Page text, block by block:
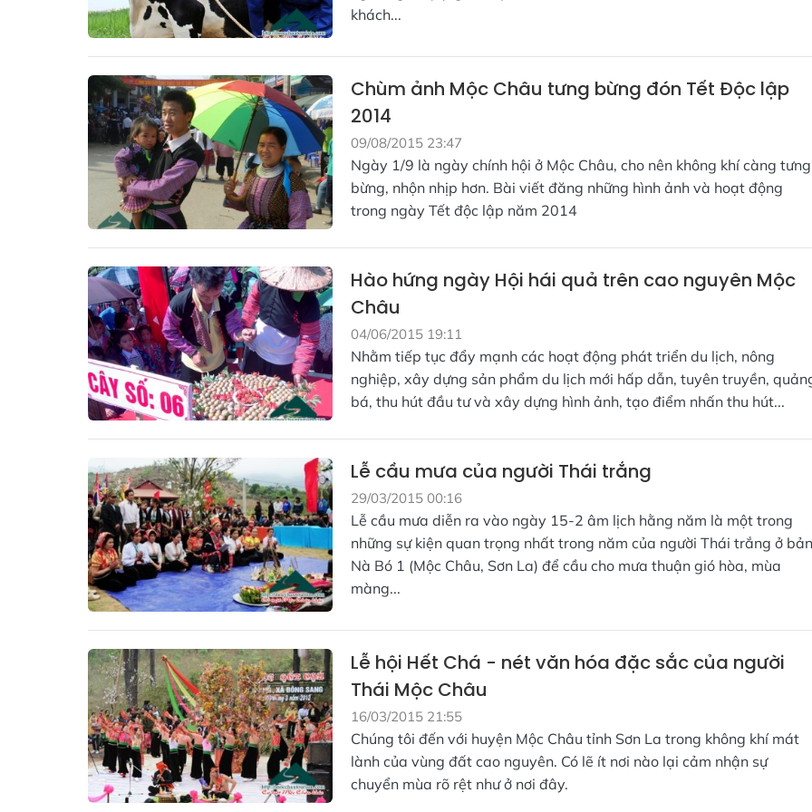
khách...
Chùm ảnh Mộc Châu tưng bừng đón Tết Độc lập
2014
09/08/2015 23:47
Ngày 1/9 là ngày chính hội ở Mộc Châu, cho nên không khí càng tưng
bừng, nhộn nhịp hơn. Bài viết đăng những hình ảnh và hoạt động
trong ngày Tết độc lập năm 2014
Hào hứng ngày Hội hái quả trên cao nguyên Mộc
Châu
04/06/2015 19:11
Nhằm tiếp tục đẩy mạnh các hoạt động phát triển du lịch, nông
nghiệp, xây dựng sản phẩm du lịch mới hấp dẫn, tuyên truyền,
bá, thu hút đầu tư và xây dựng hình ảnh, tạo điểm nhấn thu hút...
Lễ cầu mưa của người Thái trắng
29/03/2015 00:16
Lễ cầu mưa diễn ra vào ngày 15-2 âm lịch hằng năm là một trong
những sự kiện quan trọng nhất trong năm của người Thái trắng ở bản
Nà Bó 1 (Mộc Châu, Sơn La) để cầu cho mưa thuận gió hòa, mùa
màng...
Lễ hội Hết Chá - nét văn hóa đặc sắc của người
Thái Mộc Châu
16/03/2015 21:55
Chúng tôi đến với huyện Mộc Châu tỉnh Sơn La trong không khí mát
lành của vùng đất cao nguyên. Có lẽ ít nơi nào lại cảm nhận sự
chuyển mùa rõ rệt như ở nơi đây.